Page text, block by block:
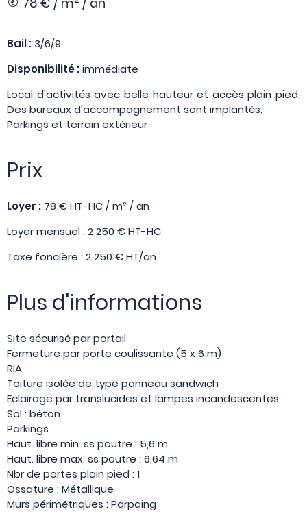
Bail : 3/6/9
Disponibilité :immédiate
Local d'activités avec belle hauteur et accès plain pied.
Des bureaux d'accompagnement sont implantés.
Parkings et terrain extérieur
Prix
Loyer : 78 € HT-HC / m² / an
Loyer mensuel : 2 250 € HT-HC
Taxe foncière : 2 250 € HT/an
Plus d'informations
Site sécurisé par portail
Fermeture par porte coulissante (5 x 6 m)
RIA
Toiture isolée de type panneau sandwich
Eclairage par translucides et lampes incandescentes
Sol : béton
Parkings
Haut. libre min. ss poutre : 5,6 m
Haut. libre max. ss poutre : 6,64 m
Nbr de portes plain pied : 1
Ossature : Métallique
Murs périmétriques : Parpaing